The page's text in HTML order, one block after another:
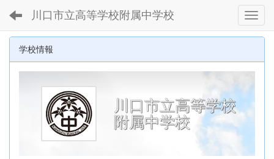
川口市立高等学校附属中学校
学校情報
川口市立高等学校
附属中学校